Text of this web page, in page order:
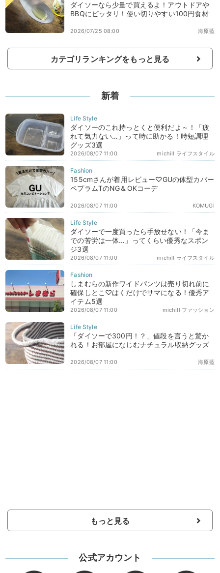
ダイソーなら少量で買えるよ！アウトドアや
BBQにピッタリ！使い切りやすい100円食材
海原藍
2026/07/25 08:00
カテゴリランキングをもっと見る
新着
ダイソーのこれ持っとくと便利だよ～！「疲
れて気力ない…」って時に助かる！時短調理
グッズ3選
michill ライフスタイル
2026/08/07 11:00
155cmさんが着用レビュー♡GUの体型カバー
ペプラムTのNG＆OKコーデ
KOMUGI
2026/08/07 11:00
ダイソーで一度買ったら手放せない！「今ま
での苦労は一体…」ってくらい優秀なスポン
ジ3選
michill ライフスタイル
2026/08/07 11:00
しまむらの新作ワイドパンツは売り切れ前に
確保しとこ♡はくだけでサマになる！優秀ア
イテム5選
michill ファッション
2026/08/07 11:00
「ダイソーで300円！？」値段を言うと驚か
れる！お部屋になじむナチュラル収納グッズ
海原藍
2026/08/07 11:00
もっと見る
公式アカウント